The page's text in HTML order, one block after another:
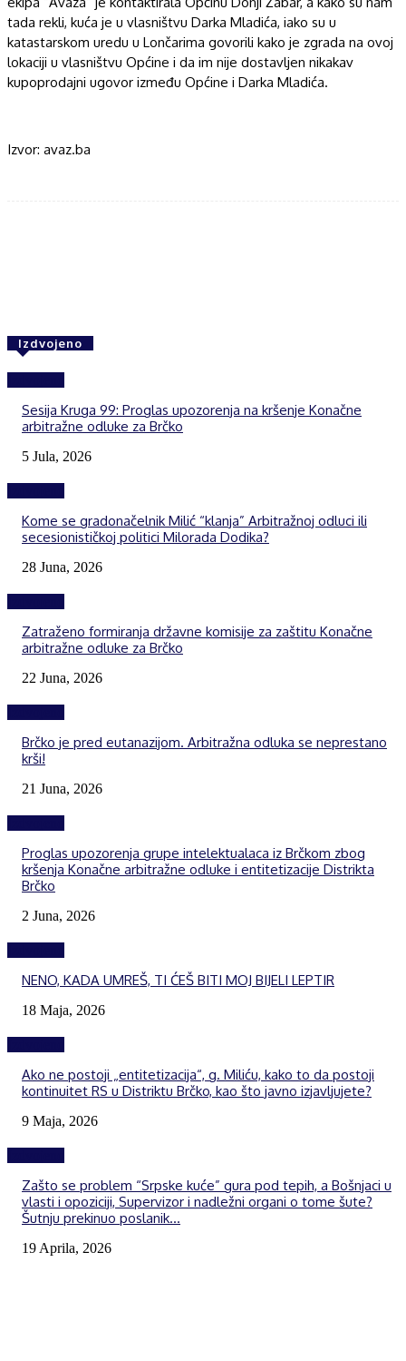
tada rekli, kuća je u vlasništvu Darka Mladića, iako su u
katastarskom uredu u Lončarima govorili kako je zgrada na ovoj
lokaciji u vlasništvu Općine i da im nije dostavljen nikakav
kupoprodajni ugovor između Općine i Darka Mladića.
Izvor: avaz.ba
Izdvojeno
Sesija Kruga 99: Proglas upozorenja na kršenje Konačne
arbitražne odluke za Brčko
5 Jula, 2026
Kome se gradonačelnik Milić “klanja” Arbitražnoj odluci ili
secesionističkoj politici Milorada Dodika?
28 Juna, 2026
Zatraženo formiranja državne komisije za zaštitu Konačne
arbitražne odluke za Brčko
22 Juna, 2026
Brčko je pred eutanazijom. Arbitražna odluka se neprestano
krši!
21 Juna, 2026
Proglas upozorenja grupe intelektualaca iz Brčkom zbog
kršenja Konačne arbitražne odluke i entitetizacije Distrikta
Brčko
2 Juna, 2026
NENO, KADA UMREŠ, TI ĆEŠ BITI MOJ BIJELI LEPTIR
18 Maja, 2026
Ako ne postoji „entitetizacija“, g. Miliću, kako to da postoji
kontinuitet RS u Distriktu Brčko, kao što javno izjavljujete?
9 Maja, 2026
Zašto se problem “Srpske kuće” gura pod tepih, a Bošnjaci u
vlasti i opoziciji, Supervizor i nadležni organi o tome šute?
Šutnju prekinuo poslanik...
19 Aprila, 2026